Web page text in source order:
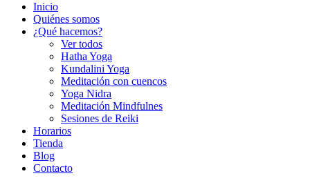
Inicio
Quiénes somos
¿Qué hacemos?
Ver todos
Hatha Yoga
Kundalini Yoga
Meditación con cuencos
Yoga Nidra
Meditación Mindfulnes
Sesiones de Reiki
Horarios
Tienda
Blog
Contacto